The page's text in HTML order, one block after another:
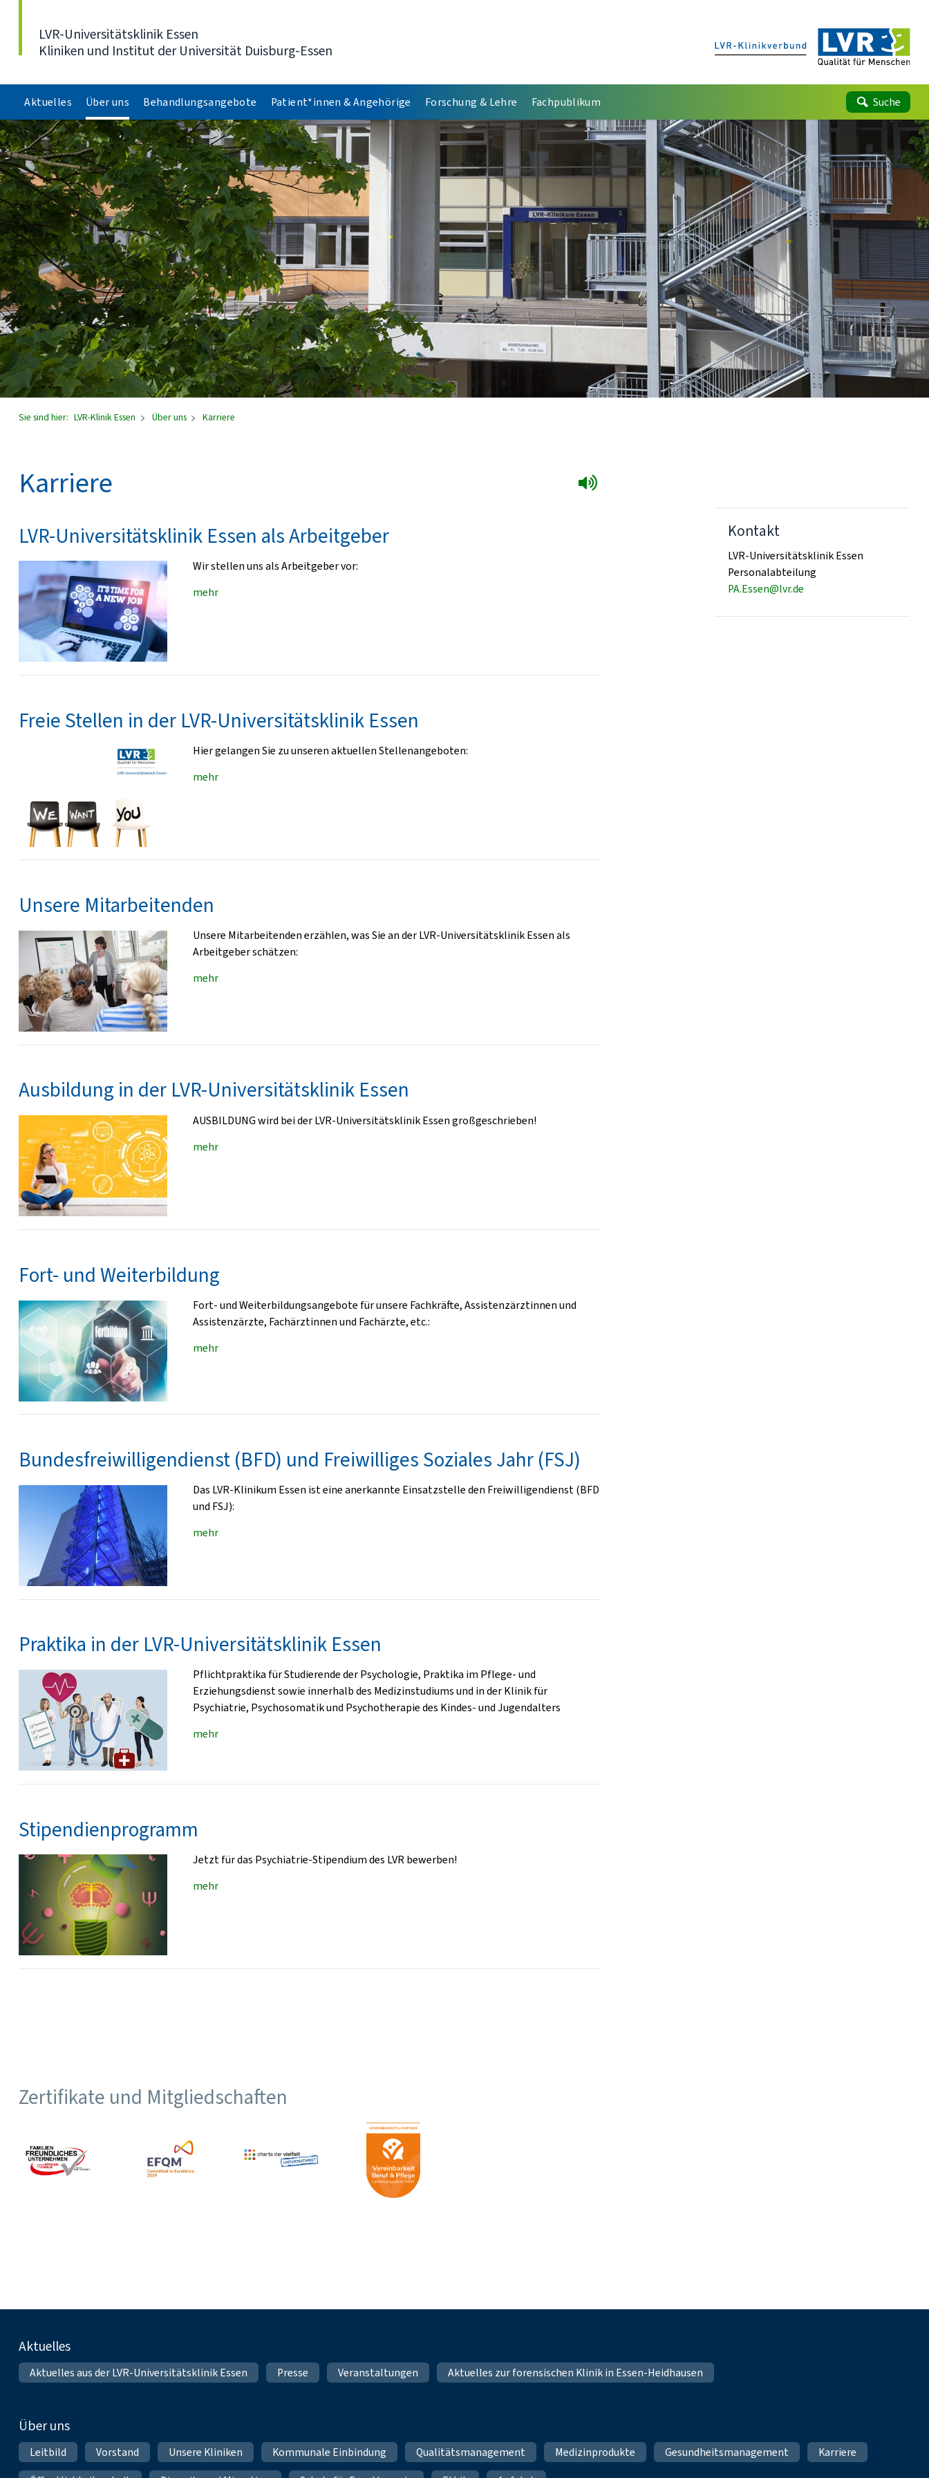
LVR-Universitätsklinik Essen
Kliniken und Institut der Universität Duisburg-Essen
Aktuelles Über uns Behandlungsangebote Patient*innen & Angehörige Forschung & Lehre Fachpublikum Suche
Sie sind hier: LVR-Klinik Essen Über uns Karriere
Karriere
LVR-Universitätsklinik Essen als Arbeitgeber
Wir stellen uns als Arbeitgeber vor:
mehr
Freie Stellen in der LVR-Universitätsklinik Essen
Hier gelangen Sie zu unseren aktuellen Stellenangeboten:
mehr
Unsere Mitarbeitenden
Unsere Mitarbeitenden erzählen, was Sie an der LVR-Universitätsklinik Essen als
Arbeitgeber schätzen:
mehr
Ausbildung in der LVR-Universitätsklinik Essen
AUSBILDUNG wird bei der LVR-Universitätsklinik Essen großgeschrieben!
mehr
Fort- und Weiterbildung
Fort- und Weiterbildungsangebote für unsere Fachkräfte, Assistenzärztinnen und
Assistenzärzte, Fachärztinnen und Fachärzte, etc.:
mehr
Bundesfreiwilligendienst (BFD) und Freiwilliges Soziales Jahr (FSJ)
Das LVR-Klinikum Essen ist eine anerkannte Einsatzstelle den Freiwilligendienst (BFD
und FSJ):
mehr
Praktika in der LVR-Universitätsklinik Essen
Pflichtpraktika für Studierende der Psychologie, Praktika im Pflege- und
Erziehungsdienst sowie innerhalb des Medizinstudiums und in der Klinik für
Psychiatrie, Psychosomatik und Psychotherapie des Kindes- und Jugendalters
mehr
Stipendienprogramm
Jetzt für das Psychiatrie-Stipendium des LVR bewerben!
mehr
Kontakt
LVR-Universitätsklinik Essen
Personalabteilung
PA.Essen@lvr.de
Zertifikate und Mitgliedschaften
Fußnavigation
Aktuelles
Aktuelles aus der LVR-Universitätsklinik Essen Presse Veranstaltungen Aktuelles zur forensischen Klinik in Essen-Heidhausen
Über uns
Leitbild Vorstand Unsere Kliniken Kommunale Einbindung Qualitätsmanagement Medizinprodukte Gesundheitsmanagement
Karriere